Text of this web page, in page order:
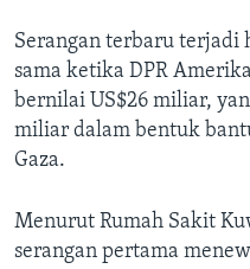
Serangan terbaru terjadi
sama ketika DPR
bernilai US$26 miliar,
miliar dalam bentuk
Gaza.
Menurut Rumah Sakit
serangan pertama